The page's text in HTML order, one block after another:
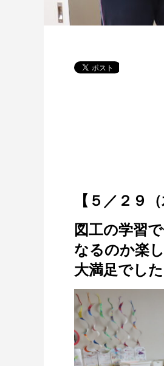
【５／２９
図工の学習
なるのか楽
大満足でした